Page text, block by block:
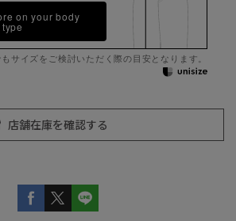
on your body
type
サイズをご検討いただく際の目安となります。